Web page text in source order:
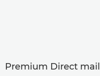
Premium Direct mail